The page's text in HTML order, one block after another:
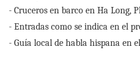
- Cruceros en barco en Ha Long,
- Entradas como se indica en el
- Guía local de habla hispana en